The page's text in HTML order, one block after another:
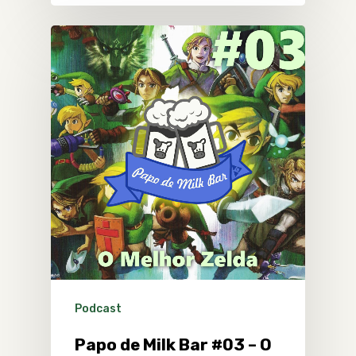
Podcast
Papo de Milk Bar #03 – O